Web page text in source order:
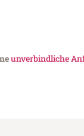
unverbindliche